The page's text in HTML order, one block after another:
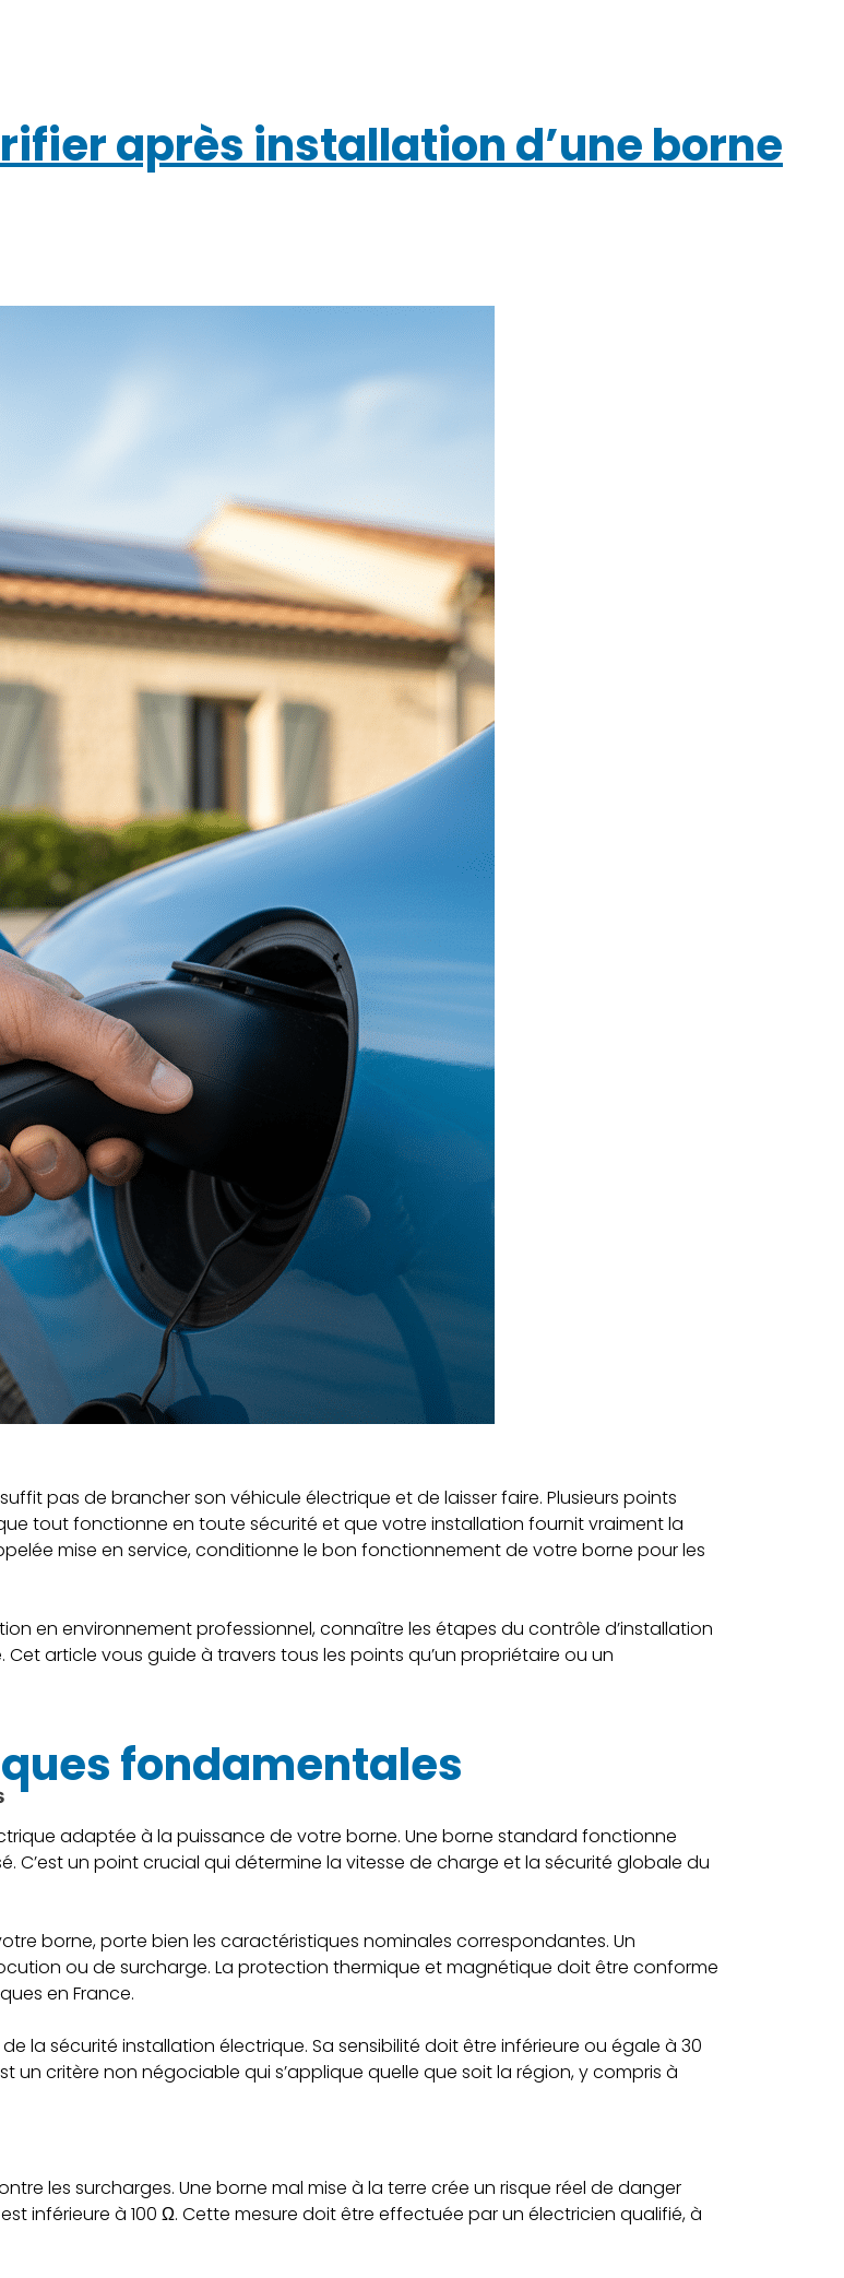
après installation d’une borne
pas de brancher son véhicule électrique et de laisser faire. Plusieurs points
tout fonctionne en toute sécurité et que votre installation fournit vraiment la
mise en service, conditionne le bon fonctionnement de votre borne pour les
en environnement professionnel, connaître les étapes du contrôle d’installation
article vous guide à travers tous les points qu’un propriétaire ou un
fondamentales
adaptée à la puissance de votre borne. Une borne standard fonctionne
C’est un point crucial qui détermine la vitesse de charge et la sécurité globale du
borne, porte bien les caractéristiques nominales correspondantes. Un
ou de surcharge. La protection thermique et magnétique doit être conforme
en France.
la sécurité installation électrique. Sa sensibilité doit être inférieure ou égale à 30
un critère non négociable qui s’applique quelle que soit la région, y compris à
les surcharges. Une borne mal mise à la terre crée un risque réel de danger
inférieure à 100 Ω. Cette mesure doit être effectuée par un électricien qualifié, à